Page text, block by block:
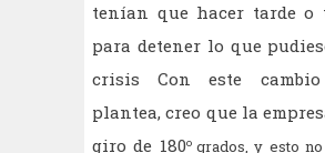
tenían que hacer tarde o
para detener lo que
crisis Con este
plantea, creo que la
giro de 180o grados, y esto